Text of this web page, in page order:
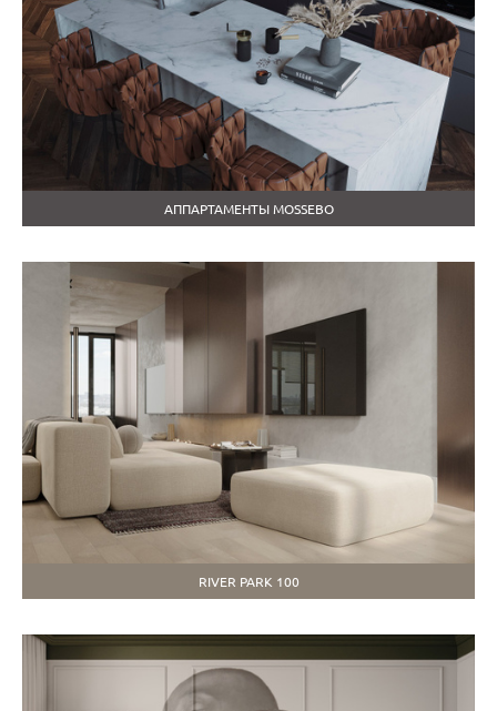
АППАРТАМЕНТЫ MOSSEBO
RIVER PARK 100